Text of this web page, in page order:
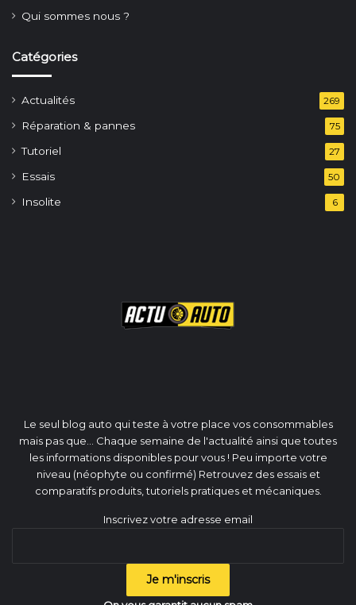
Qui sommes nous ?
Catégories
Actualités 269
Réparation & pannes 75
Tutoriel 27
Essais 50
Insolite 6
Le seul blog auto qui teste à votre place vos consommables
mais pas que... Chaque semaine de l'actualité ainsi que toutes
les informations disponibles pour vous ! Peu importe votre
niveau (néophyte ou confirmé) Retrouvez des essais et
comparatifs produits, tutoriels pratiques et mécaniques.
Inscrivez votre adresse email